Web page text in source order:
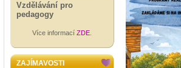
Vzdělávání pro
pedagogy
Více informací ZDE
ZAJÍMAVOSTI